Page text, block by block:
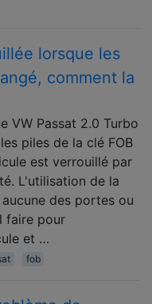
lorsque les
comment la
VW Passat 2.0 Turbo
piles de la clé FOB
est verrouillé par
L'utilisation de la
des portes ou
faire pour
et …
fob